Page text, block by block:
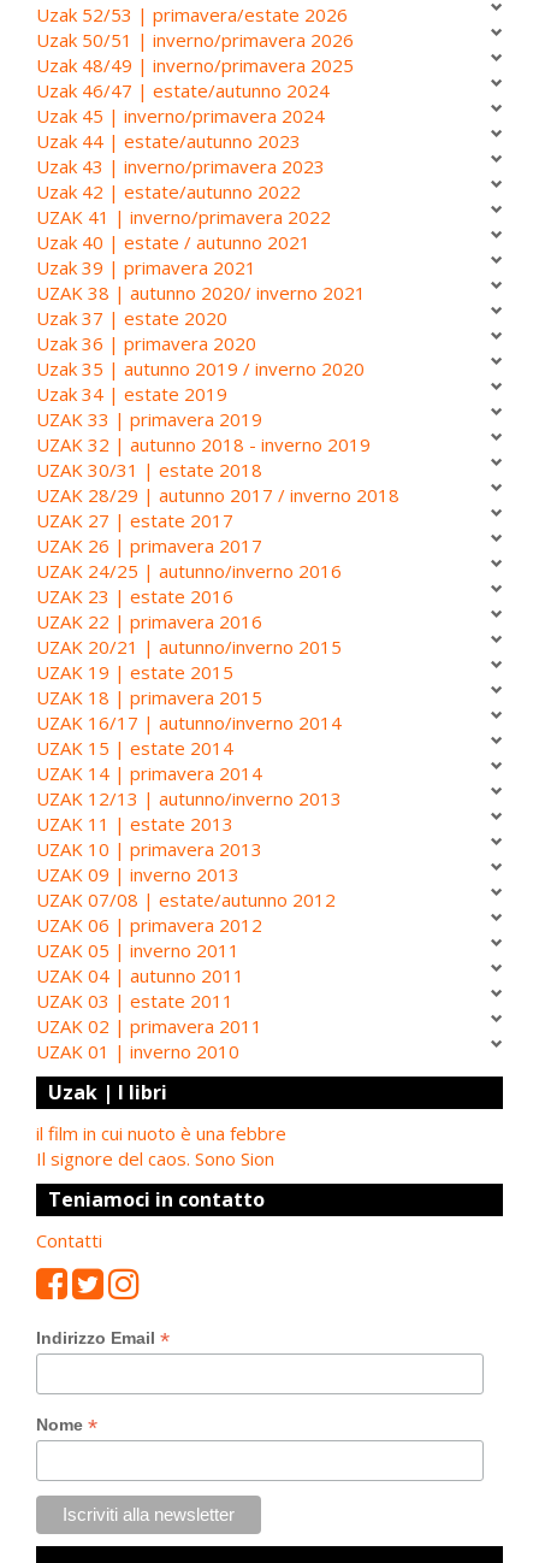
Uzak 52/53 | primavera/estate 2026
Uzak 50/51 | inverno/primavera 2026
Uzak 48/49 | inverno/primavera 2025
Uzak 46/47 | estate/autunno 2024
Uzak 45 | inverno/primavera 2024
Uzak 44 | estate/autunno 2023
Uzak 43 | inverno/primavera 2023
Uzak 42 | estate/autunno 2022
UZAK 41 | inverno/primavera 2022
Uzak 40 | estate / autunno 2021
Uzak 39 | primavera 2021
UZAK 38 | autunno 2020/ inverno 2021
Uzak 37 | estate 2020
Uzak 36 | primavera 2020
Uzak 35 | autunno 2019 / inverno 2020
Uzak 34 | estate 2019
UZAK 33 | primavera 2019
UZAK 32 | autunno 2018 - inverno 2019
UZAK 30/31 | estate 2018
UZAK 28/29 | autunno 2017 / inverno 2018
UZAK 27 | estate 2017
UZAK 26 | primavera 2017
UZAK 24/25 | autunno/inverno 2016
UZAK 23 | estate 2016
UZAK 22 | primavera 2016
UZAK 20/21 | autunno/inverno 2015
UZAK 19 | estate 2015
UZAK 18 | primavera 2015
UZAK 16/17 | autunno/inverno 2014
UZAK 15 | estate 2014
UZAK 14 | primavera 2014
UZAK 12/13 | autunno/inverno 2013
UZAK 11 | estate 2013
UZAK 10 | primavera 2013
UZAK 09 | inverno 2013
UZAK 07/08 | estate/autunno 2012
UZAK 06 | primavera 2012
UZAK 05 | inverno 2011
UZAK 04 | autunno 2011
UZAK 03 | estate 2011
UZAK 02 | primavera 2011
UZAK 01 | inverno 2010
Uzak | I libri
il film in cui nuoto è una febbre
Il signore del caos. Sono Sion
Teniamoci in contatto
Contatti
Indirizzo Email *
Nome *